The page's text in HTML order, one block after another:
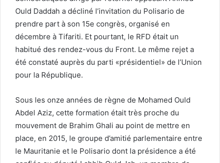
Ould Daddah a décliné l’invitation du Polisario de
prendre part à son 15e congrès, organisé en
décembre à Tifariti. Et pourtant, le RFD était un
habitué des rendez-vous du Front. Le même rejet a
été constaté auprès du parti «présidentiel» de l’Union
pour la République.
Sous les onze années de règne de Mohamed Ould
Abdel Aziz, cette formation était très proche du
mouvement de Brahim Ghali au point de mettre en
place, en 2015, le groupe d’amitié parlementaire entre
le Mauritanie et le Polisario dont la présidence a été